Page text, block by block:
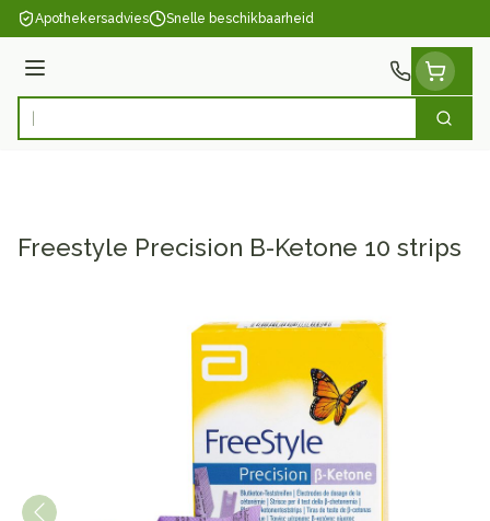
Ga naar de inhoud
Apothekersadvies Snelle beschikbaarheid
Menu
Product, merk, categorie... Zoek
Freestyle Precision B-Ketone 10 strips